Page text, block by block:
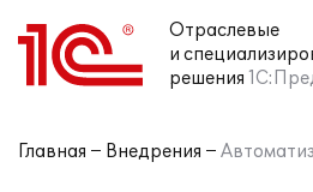
Отраслевые
и
решения
Главная Внедрения